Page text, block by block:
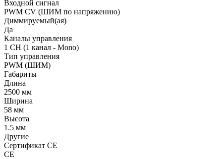
Входной сигнал
PWM СV (ШИМ по напряжению)
Диммируемый(ая)
Да
Каналы управления
1 CH (1 канал - Mono)
Тип управления
PWM (ШИМ)
Габариты
Длина
2500 мм
Ширина
58 мм
Высота
1.5 мм
Другие
Сертификат CE
CE